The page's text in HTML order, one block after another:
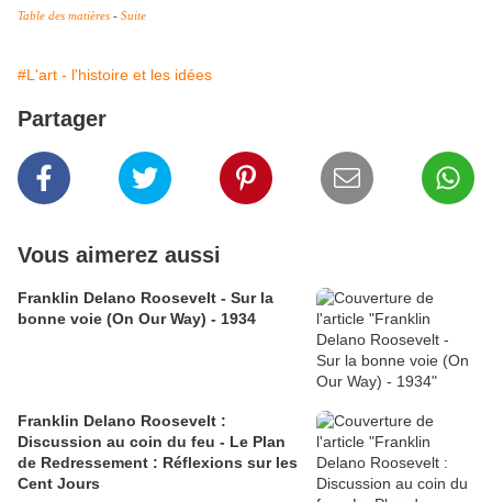
Table des matières - Suite
#L'art - l'histoire et les idées
Partager
Vous aimerez aussi
Franklin Delano Roosevelt - Sur la
bonne voie (On Our Way) - 1934
Franklin Delano Roosevelt :
Discussion au coin du feu - Le Plan
de Redressement : Réflexions sur les
Cent Jours